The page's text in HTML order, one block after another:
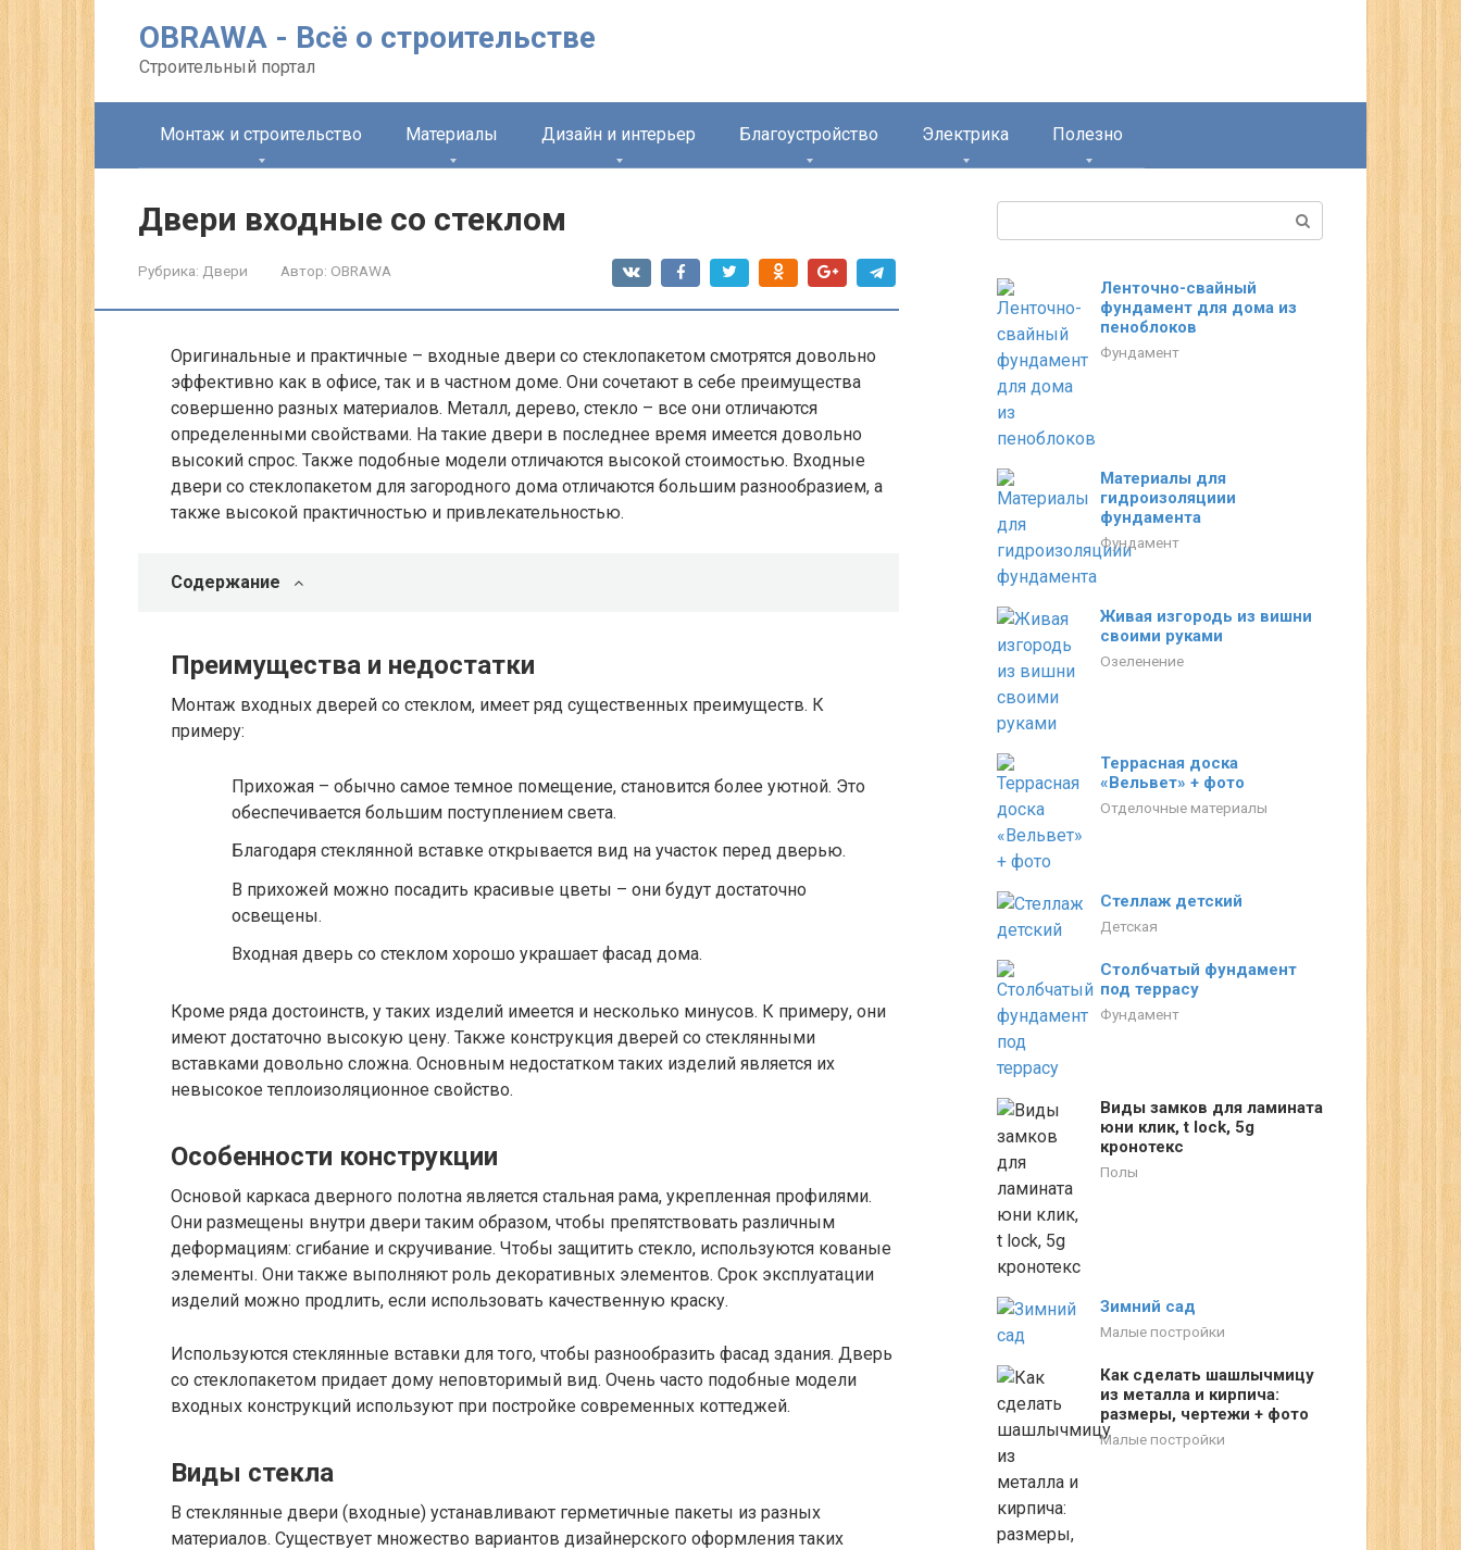
OBRAWA - Всё о строительстве
Строительный портал
Монтаж и строительство Материалы Дизайн и интерьер Благоустройство Электрика Полезно
Двери входные со стеклом
Рубрика: Двери Автор: OBRAWA
Оригинальные и практичные – входные двери со стеклопакетом смотрятся довольно
эффективно как в офисе, так и в частном доме. Они сочетают в себе преимущества
совершенно разных материалов. Металл, дерево, стекло – все они отличаются
определенными свойствами. На такие двери в последнее время имеется довольно
высокий спрос. Также подобные модели отличаются высокой стоимостью. Входные
двери со стеклопакетом для загородного дома отличаются большим разнообразием, а
также высокой практичностью и привлекательностью.
Содержание
Преимущества и недостатки
Монтаж входных дверей со стеклом, имеет ряд существенных преимуществ. К
примеру:
Прихожая – обычно самое темное помещение, становится более уютной. Это
обеспечивается большим поступлением света.
Благодаря стеклянной вставке открывается вид на участок перед дверью.
В прихожей можно посадить красивые цветы – они будут достаточно
освещены.
Входная дверь со стеклом хорошо украшает фасад дома.
Кроме ряда достоинств, у таких изделий имеется и несколько минусов. К примеру, они
имеют достаточно высокую цену. Также конструкция дверей со стеклянными
вставками довольно сложна. Основным недостатком таких изделий является их
невысокое теплоизоляционное свойство.
Особенности конструкции
Основой каркаса дверного полотна является стальная рама, укрепленная профилями.
Они размещены внутри двери таким образом, чтобы препятствовать различным
деформациям: сгибание и скручивание. Чтобы защитить стекло, используются кованые
элементы. Они также выполняют роль декоративных элементов. Срок эксплуатации
изделий можно продлить, если использовать качественную краску.
Используются стеклянные вставки для того, чтобы разнообразить фасад здания. Дверь
со стеклопакетом придает дому неповторимый вид. Очень часто подобные модели
входных конструкций используют при постройке современных коттеджей.
Виды стекла
В стеклянные двери (входные) устанавливают герметичные пакеты из разных
материалов. Существует множество вариантов дизайнерского оформления таких
Ленточно-свайный
фундамент для дома из
пеноблоков
Фундамент
Материалы для
гидроизоляциии
фундамента
Фундамент
Живая изгородь из вишни
своими руками
Озеленение
Террасная доска
«Вельвет» + фото
Отделочные материалы
Стеллаж детский
Детская
Столбчатый фундамент
под террасу
Фундамент
Виды замков для ламината
юни клик, t lock, 5g
кронотекс
Полы
Зимний сад
Малые постройки
Как сделать шашлычмицу
из металла и кирпича:
размеры, чертежи + фото
Малые постройки